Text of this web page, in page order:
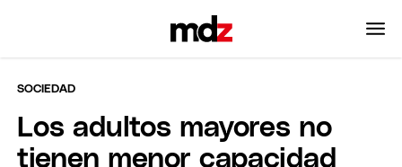
SOCIEDAD
Los adultos mayores no
tienen menor capacidad